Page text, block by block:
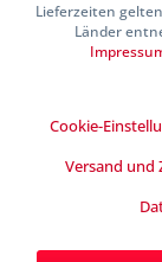
Lieferzeiten
Länder
Cookie-
Versand und